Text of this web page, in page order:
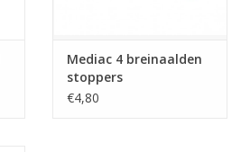
Mediac 4 breinaalden
stoppers
€4,80